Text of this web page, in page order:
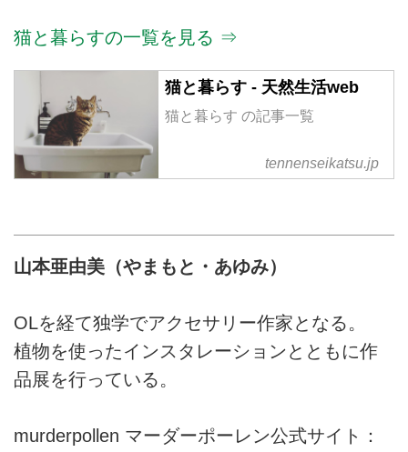
猫と暮らすの一覧を見る ⇒
猫と暮らす - 天然生活web
猫と暮らす の記事一覧
tennenseikatsu.jp
山本亜由美（やまもと・あゆみ）
OLを経て独学でアクセサリー作家となる。
植物を使ったインスタレーションとともに作
品展を行っている。
murderpollen マーダーポーレン公式サイト：